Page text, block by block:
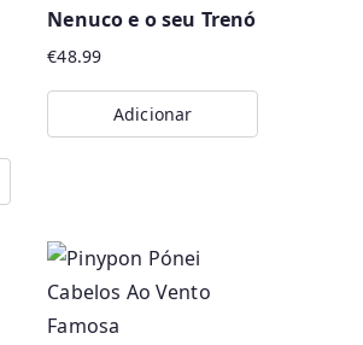
Nenuco e o seu Trenó
€48.99
Adicionar